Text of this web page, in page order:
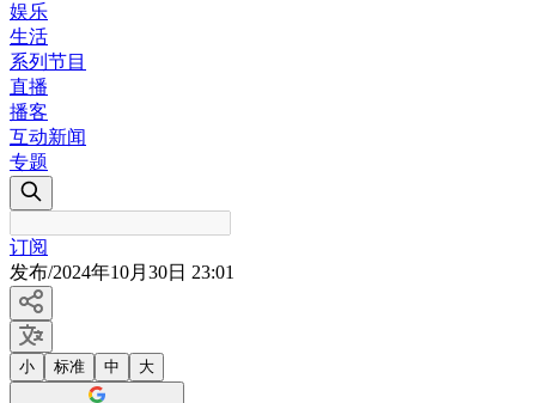
娱乐
生活
系列节目
直播
播客
互动新闻
专题
订阅
发布/2024年10月30日 23:01
小 标准 中 大